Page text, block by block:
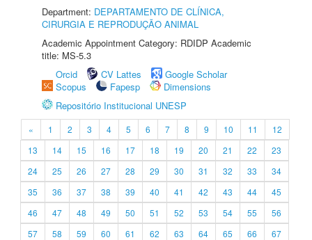
Department: DEPARTAMENTO DE CLÍNICA,
CIRURGIA E REPRODUÇÃO ANIMAL
Academic Appointment Category: RDIDP Academic
title: MS-5.3
Orcid
CV Lattes
Google Scholar
Scopus
Fapesp
Dimensions
Repositório Institucional UNESP
« 1 2 3 4 5 6 7 8 9 10 11
12
13
14 15 16 17 18 19 20 21 22
23
24
25 26 27 28 29 30 31 32 33
34
35
36 37 38 39 40 41 42 43 44
45
46
47 48 49 50 51 52 53 54 55
56
57
58 59 60 61 62 63 64 65 66
67